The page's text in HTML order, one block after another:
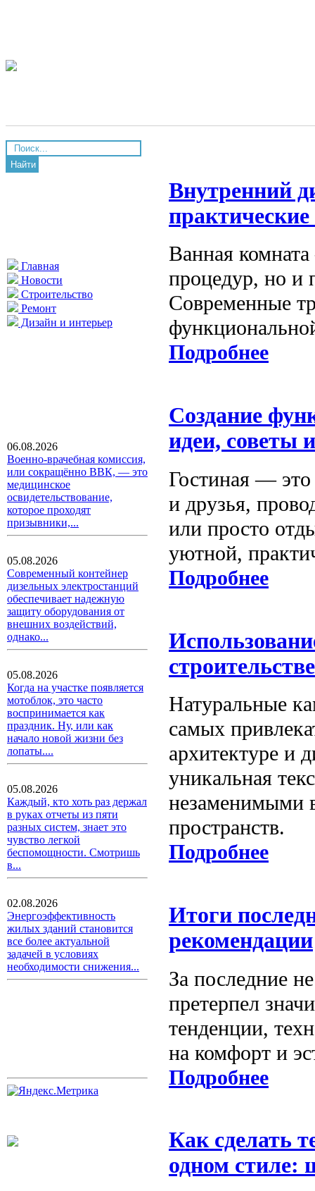
Найти
Главная
Новости
Строительство
Ремонт
Дизайн и интерьер
06.08.2026
Военно-врачебная комиссия,
или сокращённо ВВК, — это
медицинское
освидетельствование,
которое проходят
призывники,...
05.08.2026
Современный контейнер
дизельных электростанций
обеспечивает надежную
защиту оборудования от
внешних воздействий,
однако...
05.08.2026
Когда на участке появляется
мотоблок, это часто
воспринимается как
праздник. Ну, или как
начало новой жизни без
лопаты....
05.08.2026
Каждый, кто хоть раз держал
в руках отчеты из пяти
разных систем, знает это
чувство легкой
беспомощности. Смотришь
в...
02.08.2026
Энергоэффективность
жилых зданий становится
все более актуальной
задачей в условиях
необходимости снижения...
Внутренний
Ванная
процедур, но и
Современные
Подробнее
Создание
идеи, советы
Гостиная — это
и друзья,
или просто
уютной,
Подробнее
строительстве
Натуральные
самых
архитектуре и
уникальная
незаменимыми
пространств.
Подробнее
Итоги
рекомендации
За последние
претерпел
тенденции,
на комфорт и
Подробнее
Как сделать
одном